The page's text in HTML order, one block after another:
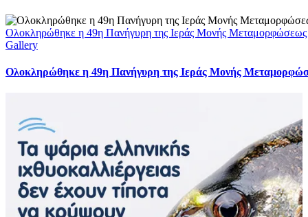
Ολοκληρώθηκε η 49η Πανήγυρη της Ιεράς Μονής
Gallery
Ολοκληρώθηκε η 49η Πανήγυρη της Ιεράς Μονής